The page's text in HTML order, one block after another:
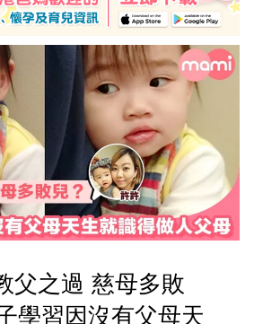
父之過 慈母多敗
學習因沒有父母天